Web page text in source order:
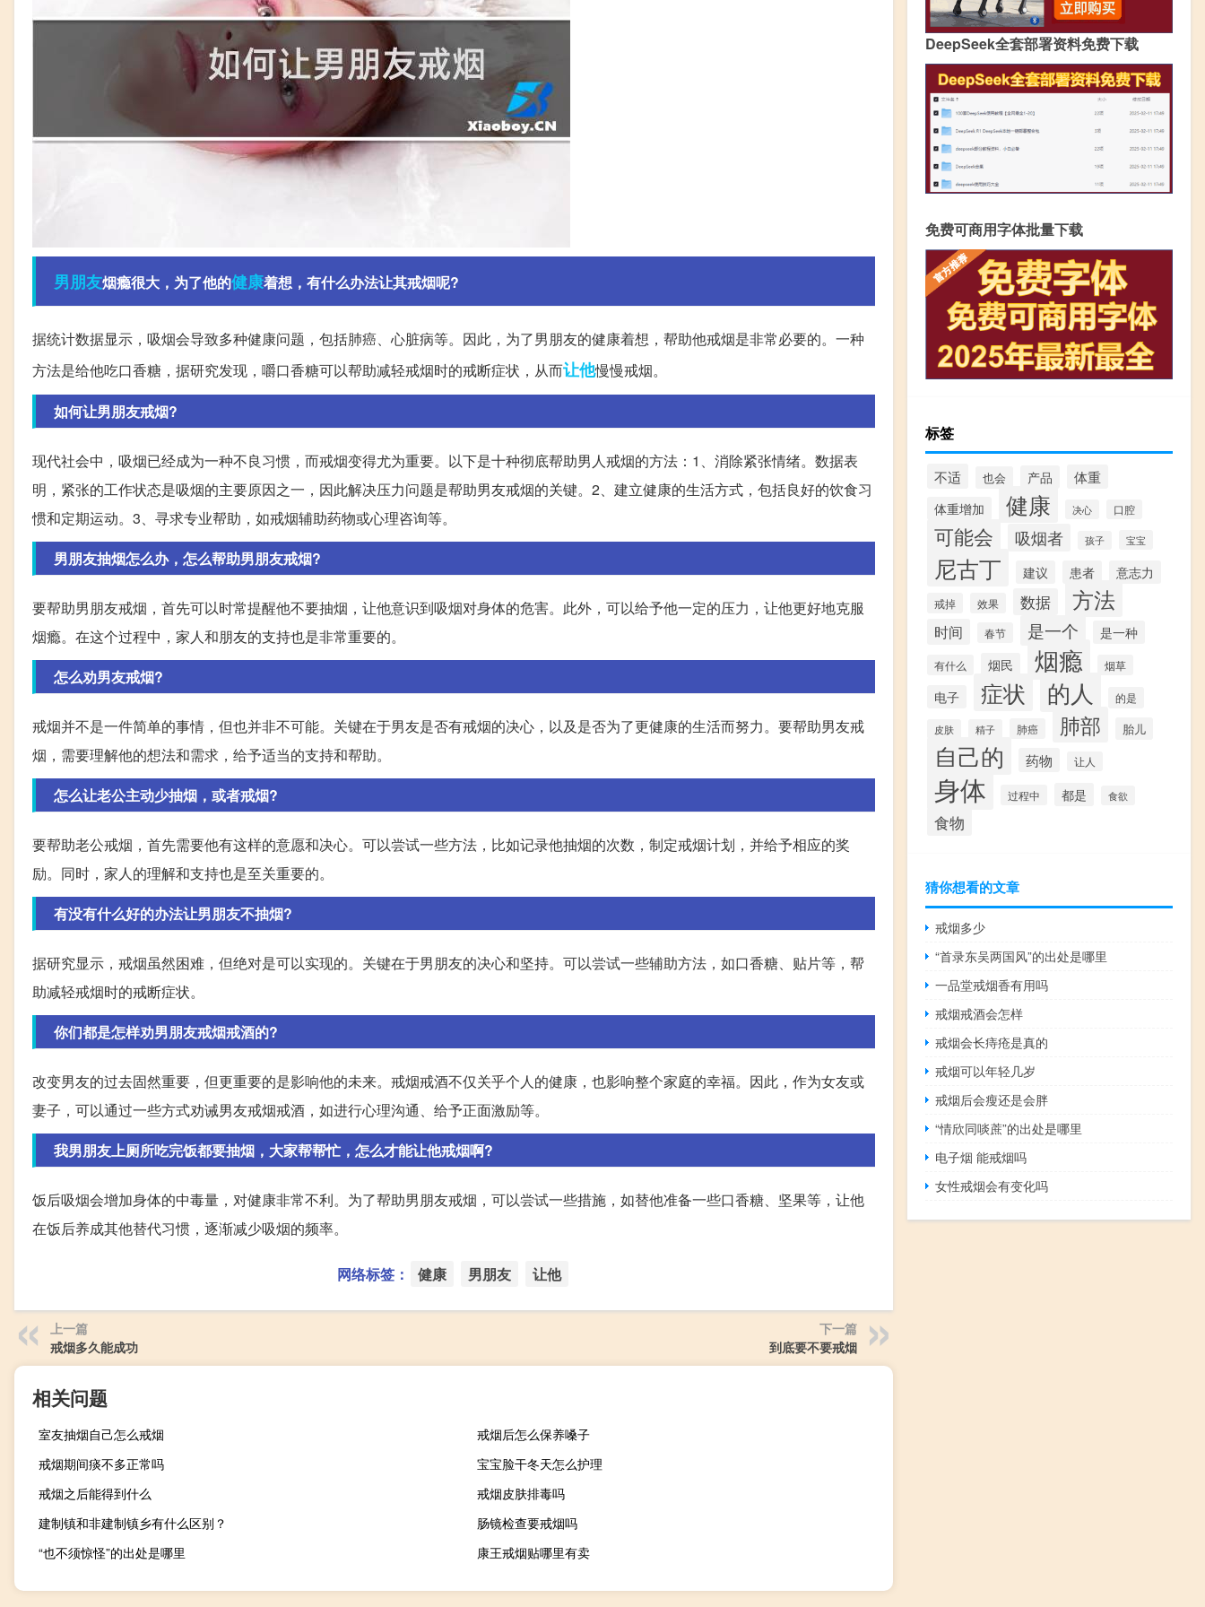
男朋友烟瘾很大，为了他的健康着想，有什么办法让其戒烟呢?
据统计数据显示，吸烟会导致多种健康问题，包括肺癌、心脏病等。因此，为了男朋友的健康着想，帮助他戒烟是非常必要的。一种
方法是给他吃口香糖，据研究发现，嚼口香糖可以帮助减轻戒烟时的戒断症状，从而让他慢慢戒烟。
如何让男朋友戒烟?
现代社会中，吸烟已经成为一种不良习惯，而戒烟变得尤为重要。以下是十种彻底帮助男人戒烟的方法：1、消除紧张情绪。数据表
明，紧张的工作状态是吸烟的主要原因之一，因此解决压力问题是帮助男友戒烟的关键。2、建立健康的生活方式，包括良好的饮食习
惯和定期运动。3、寻求专业帮助，如戒烟辅助药物或心理咨询等。
男朋友抽烟怎么办，怎么帮助男朋友戒烟?
要帮助男朋友戒烟，首先可以时常提醒他不要抽烟，让他意识到吸烟对身体的危害。此外，可以给予他一定的压力，让他更好地克服
烟瘾。在这个过程中，家人和朋友的支持也是非常重要的。
怎么劝男友戒烟?
戒烟并不是一件简单的事情，但也并非不可能。关键在于男友是否有戒烟的决心，以及是否为了更健康的生活而努力。要帮助男友戒
烟，需要理解他的想法和需求，给予适当的支持和帮助。
怎么让老公主动少抽烟，或者戒烟?
要帮助老公戒烟，首先需要他有这样的意愿和决心。可以尝试一些方法，比如记录他抽烟的次数，制定戒烟计划，并给予相应的奖
励。同时，家人的理解和支持也是至关重要的。
有没有什么好的办法让男朋友不抽烟?
据研究显示，戒烟虽然困难，但绝对是可以实现的。关键在于男朋友的决心和坚持。可以尝试一些辅助方法，如口香糖、贴片等，帮
助减轻戒烟时的戒断症状。
你们都是怎样劝男朋友戒烟戒酒的?
改变男友的过去固然重要，但更重要的是影响他的未来。戒烟戒酒不仅关乎个人的健康，也影响整个家庭的幸福。因此，作为女友或
妻子，可以通过一些方式劝诫男友戒烟戒酒，如进行心理沟通、给予正面激励等。
我男朋友上厕所吃完饭都要抽烟，大家帮帮忙，怎么才能让他戒烟啊?
饭后吸烟会增加身体的中毒量，对健康非常不利。为了帮助男朋友戒烟，可以尝试一些措施，如替他准备一些口香糖、坚果等，让他
在饭后养成其他替代习惯，逐渐减少吸烟的频率。
网络标签： 健康 男朋友 让他
上一篇
戒烟多久能成功
下一篇
到底要不要戒烟
相关问题
室友抽烟自己怎么戒烟
戒烟后怎么保养嗓子
戒烟期间痰不多正常吗
宝宝脸干冬天怎么护理
戒烟之后能得到什么
戒烟皮肤排毒吗
建制镇和非建制镇乡有什么区别？
肠镜检查要戒烟吗
“也不须惊怪”的出处是哪里
康王戒烟贴哪里有卖
DeepSeek全套部署资料免费下载
免费可商用字体批量下载
标签
不适 也会 产品 体重
体重增加 健康 决心 口腔
可能会 吸烟者 孩子 宝宝
尼古丁 建议 患者 意志力
戒掉 效果 数据 方法
时间 春节 是一个 是一种
有什么 烟民 烟瘾 烟草
电子 症状 的人 的是
皮肤 精子 肺癌 肺部 胎儿
自己的 药物 让人
身体 过程中 都是 食欲
食物
猜你想看的文章
戒烟多少
“首录东吴两国风”的出处是哪里
一品堂戒烟香有用吗
戒烟戒酒会怎样
戒烟会长痔疮是真的
戒烟可以年轻几岁
戒烟后会瘦还是会胖
“情欣同啖蔗”的出处是哪里
电子烟 能戒烟吗
女性戒烟会有变化吗